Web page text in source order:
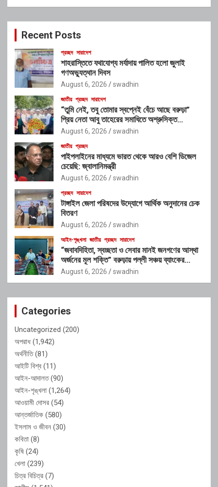
c
Recent Posts
প্রচ্ছদ সারাদেশ
শাহরাস্তিতে যথাযোগ্য মর্যাদায় পালিত হলো জুলাই
গণঅভ্যুত্থান দিবস
August 6, 2026 swadhin
জাতীয় প্রচ্ছদ সারাদেশ
“তুমি নেই, তবু তোমার স্বপ্নেই বেঁচে আছে বরুড়া”
প্রিয় নেতা আবু তাহেরের সমাধিতে অশ্রুসিক্ত
শ্রদ্ধাঞ্জলি
August 6, 2026 swadhin
জাতীয় প্রচ্ছদ
পাইপলাইনের মাধ্যমে ভারত থেকে আরও বেশি ডিজেল
চেয়েছি: জ্বালানিমন্ত্রী
August 6, 2026 swadhin
প্রচ্ছদ সারাদেশ
টাঙ্গাইল জেলা পরিষদের উদ্যোগে আর্থিক অনুদানের চেক
বিতরণ
August 6, 2026 swadhin
আইন-শৃঙ্খলা জাতীয় প্রচ্ছদ সারাদেশ
“জবাবদিহিতা, স্বচ্ছতা ও সেবার মানই জনগণের আস্থা
অর্জনের মূল শক্তি” বরুড়ায় পল্লী সঞ্চয় ব্যাংকের
কর্মসম্পাদন পর্যালোচনা সভায় ইউএনও
August 6, 2026 swadhin
Categories
Uncategorized (200)
অপরাধ (1,942)
অর্থনীতি(81)
আইটি বিশ্ব (11)
আইন-আদালত(90)
আইন-শৃঙ্খলা (1,264)
আওয়ামী দোসর (54)
আন্তর্জাতিক (580)
ইসলাম ও জীবন (30)
কবিতা (8)
কৃষি (24)
খেলা (239)
চিত্র বিচিত্র (7)